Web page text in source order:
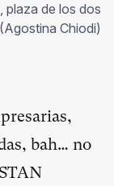
de los dos
Chiodi)
bah… no